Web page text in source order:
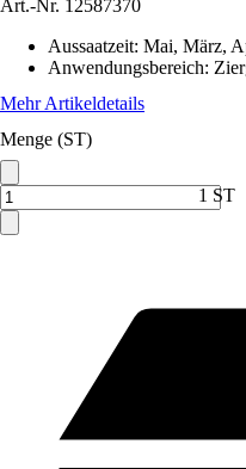
Art.-Nr. 12587370
Aussaatzeit: Mai, März,
Anwendungsbereich:
Mehr Artikeldetails
Menge (ST)
1 ST